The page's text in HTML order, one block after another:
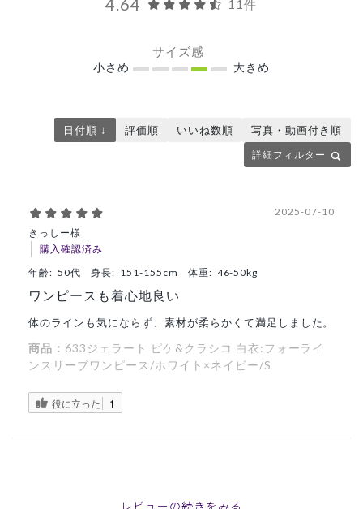
4.64 11件
サイズ感
小さめ 大きめ
詳細フィルター
日付順 ↓ 評価順 いいね数順 写真・動画付き順
きっしー様
購入確認済み
2025-07-10
年齢: 50代 身長: 151-155cm 体重: 46-50kg
ワンピースも着心地良い
体のラインも気にならず、素材が柔らかくて満足しました。
商品： 633ジェラート ピケ&クラシコ 白衣:フォーライ
ンスリーブワンピース/ホワイト×ネイビー/S
役に立った 1
レビューの続きをみる